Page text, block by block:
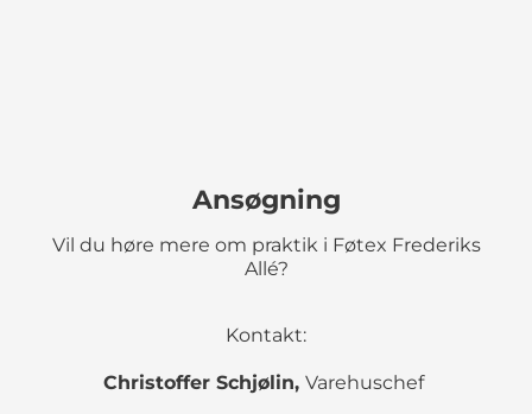
Ansøgning
Vil du høre mere om praktik i Føtex Frederiks
Allé?
Kontakt:
Christoffer Schjølin, Varehuschef